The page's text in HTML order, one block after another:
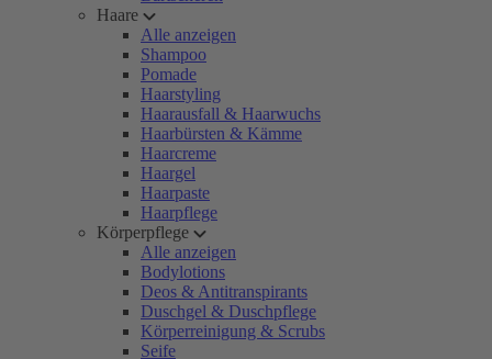
Haare
Alle anzeigen
Shampoo
Pomade
Haarstyling
Haarausfall & Haarwuchs
Haarbürsten & Kämme
Haarcreme
Haargel
Haarpaste
Haarpflege
Körperpflege
Alle anzeigen
Bodylotions
Deos & Antitranspirants
Duschgel & Duschpflege
Körperreinigung & Scrubs
Seife